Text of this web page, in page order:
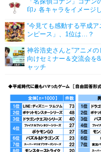
「名探偵コナン」コナン
印♪ 各キャラをイメージ
“今見ても感動する平成
ンピース」、1位は…？
神谷浩史さんと“アニメ
向けセミナー＆交流会を
ャッチ